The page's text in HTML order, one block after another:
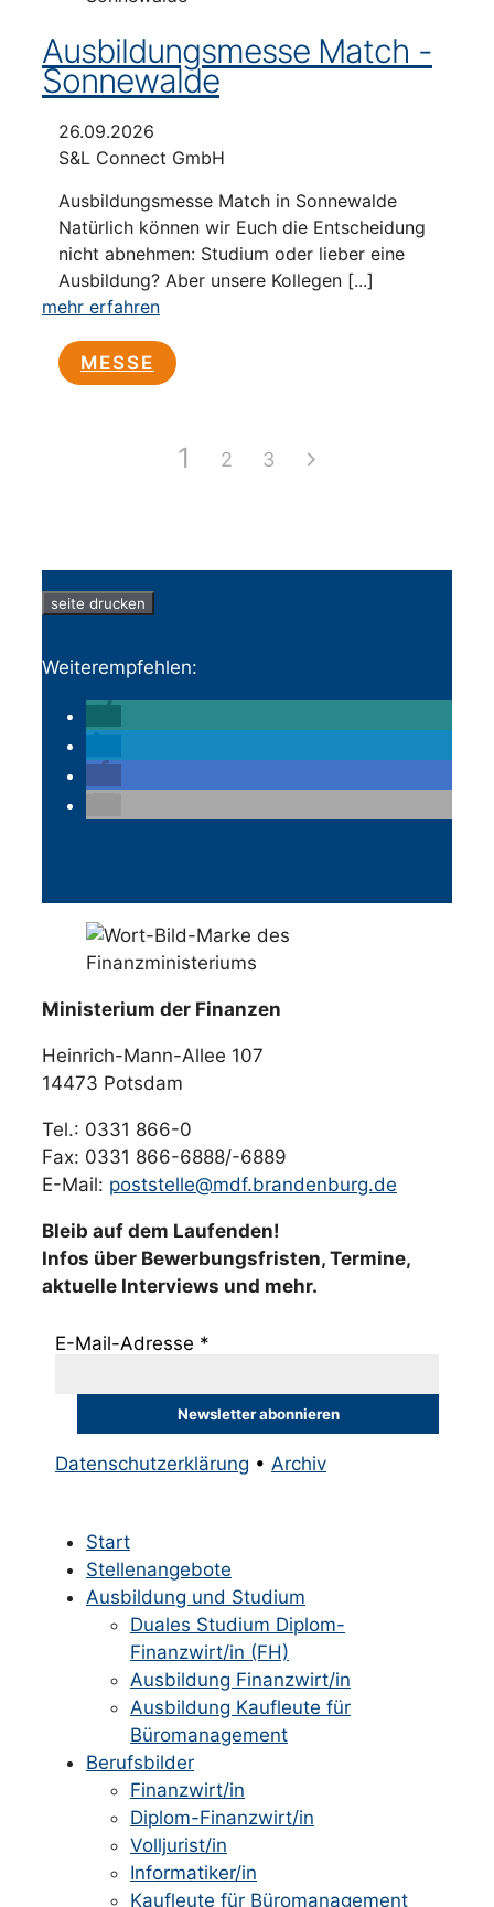
Ausbildungsmesse Match -
Sonnewalde
26.09.2026
S&L Connect GmbH
Ausbildungsmesse Match in Sonnewalde
Natürlich können wir Euch die Entscheidung
nicht abnehmen: Studium oder lieber eine
Ausbildung? Aber unsere Kollegen [...]
mehr erfahren
MESSE
1 2 3
seite drucken
Weiterempfehlen:
Ministerium der Finanzen
Heinrich-Mann-Allee 107
14473 Potsdam
Tel.: 0331 866-0
Fax: 0331 866-6888/-6889
E-Mail: poststelle@mdf.brandenburg.de
Bleib auf dem Laufenden!
Infos über Bewerbungsfristen, Termine,
aktuelle Interviews und mehr.
E-Mail-Adresse *
Datenschutzerklärung • Archiv
Start
Stellenangebote
Ausbildung und Studium
Duales Studium Diplom-
Finanzwirt/in (FH)
Ausbildung Finanzwirt/in
Ausbildung Kaufleute für
Büromanagement
Berufsbilder
Finanzwirt/in
Diplom-Finanzwirt/in
Volljurist/in
Informatiker/in
Kaufleute für Büromanagement